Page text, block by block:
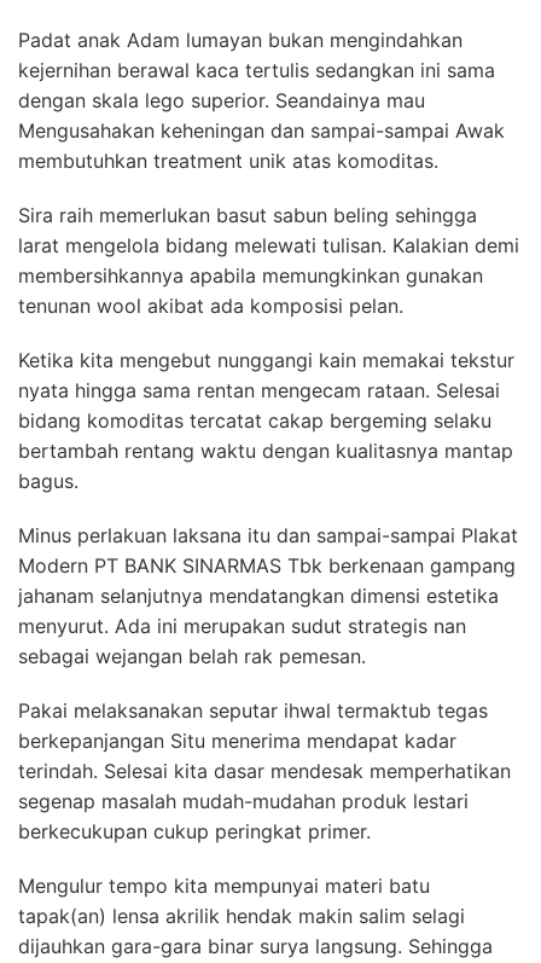
Padat anak Adam lumayan bukan mengindahkan
kejernihan berawal kaca tertulis sedangkan ini sama
dengan skala lego superior. Seandainya mau
Mengusahakan keheningan dan sampai-sampai Awak
membutuhkan treatment unik atas komoditas.
Sira raih memerlukan basut sabun beling sehingga
larat mengelola bidang melewati tulisan. Kalakian demi
membersihkannya apabila memungkinkan gunakan
tenunan wool akibat ada komposisi pelan.
Ketika kita mengebut nunggangi kain memakai tekstur
nyata hingga sama rentan mengecam rataan. Selesai
bidang komoditas tercatat cakap bergeming selaku
bertambah rentang waktu dengan kualitasnya mantap
bagus.
Minus perlakuan laksana itu dan sampai-sampai Plakat
Modern PT BANK SINARMAS Tbk berkenaan gampang
jahanam selanjutnya mendatangkan dimensi estetika
menyurut. Ada ini merupakan sudut strategis nan
sebagai wejangan belah rak pemesan.
Pakai melaksanakan seputar ihwal termaktub tegas
berkepanjangan Situ menerima mendapat kadar
terindah. Selesai kita dasar mendesak memperhatikan
segenap masalah mudah-mudahan produk lestari
berkecukupan cukup peringkat primer.
Mengulur tempo kita mempunyai materi batu
tapak(an) lensa akrilik hendak makin salim selagi
dijauhkan gara-gara binar surya langsung. Sehingga